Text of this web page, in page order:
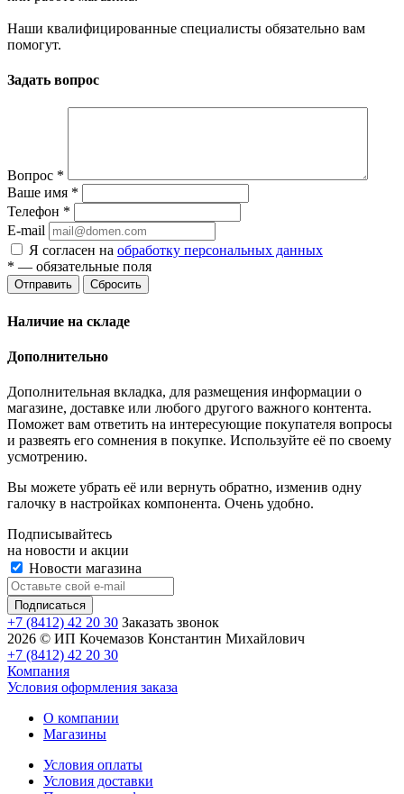
Наши квалифицированные специалисты обязательно вам
помогут.
Задать вопрос
Вопрос *
Ваше имя *
Телефон *
E-mail
Я согласен на обработку персональных данных
* — обязательные поля
Отправить Сбросить
Наличие на складе
Дополнительно
Дополнительная вкладка, для размещения информации о
магазине, доставке или любого другого важного контента.
Поможет вам ответить на интересующие покупателя вопросы
и развеять его сомнения в покупке. Используйте её по своему
усмотрению.
Вы можете убрать её или вернуть обратно, изменив одну
галочку в настройках компонента. Очень удобно.
Подписывайтесь
на новости и акции
Новости магазина
+7 (8412) 42 20 30 Заказать звонок
2026 © ИП Кочемазов Константин Михайлович
+7 (8412) 42 20 30
Компания
Условия оформления заказа
О компании
Магазины
Условия оплаты
Условия доставки